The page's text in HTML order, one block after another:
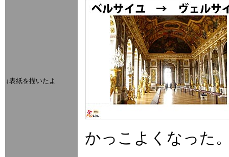
↓表紙を描いたよ
かっこよくなった